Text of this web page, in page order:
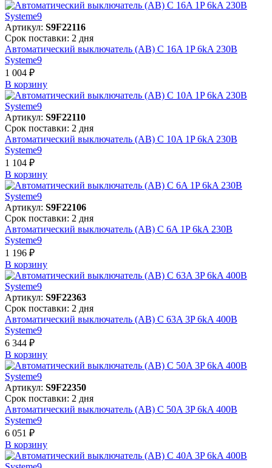
Артикул: S9F22116
Срок поставки: 2 дня
Автоматический выключатель (АВ) C 16A 1P 6kA 230В
Systeme9
1 004 ₽
В корзинy
Артикул: S9F22110
Срок поставки: 2 дня
Автоматический выключатель (АВ) C 10A 1P 6kA 230В
Systeme9
1 104 ₽
В корзинy
Артикул: S9F22106
Срок поставки: 2 дня
Автоматический выключатель (АВ) C 6A 1P 6kA 230В
Systeme9
1 196 ₽
В корзинy
Артикул: S9F22363
Срок поставки: 2 дня
Автоматический выключатель (АВ) C 63A 3P 6kA 400В
Systeme9
6 344 ₽
В корзинy
Артикул: S9F22350
Срок поставки: 2 дня
Автоматический выключатель (АВ) C 50A 3P 6kA 400В
Systeme9
6 051 ₽
В корзинy